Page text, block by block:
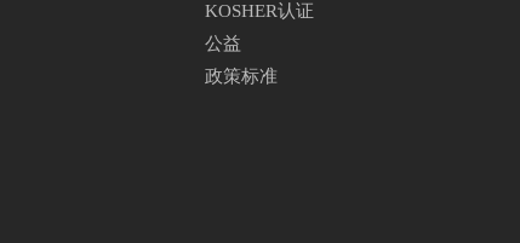
KOSHER认证
公益
政策标准